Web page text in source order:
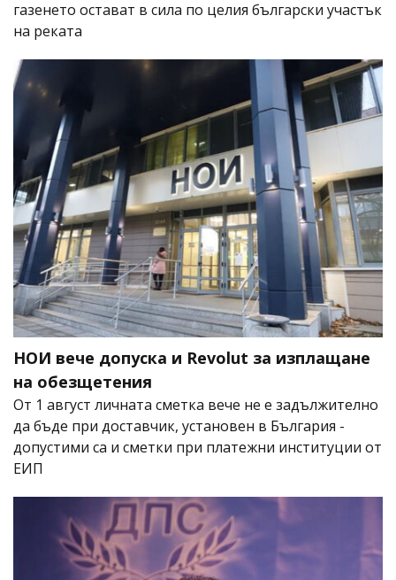
газенето остават в сила по целия български участък
на реката
НОИ вече допуска и Revolut за изплащане
на обезщетения
От 1 август личната сметка вече не е задължително
да бъде при доставчик, установен в България -
допустими са и сметки при платежни институции от
ЕИП